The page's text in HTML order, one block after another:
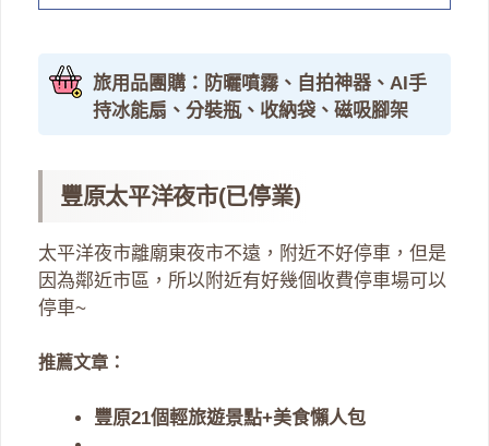
旅用品團購：防曬噴霧、自拍神器、AI手
持冰能扇、分裝瓶、收納袋、磁吸腳架
豐原太平洋夜市(已停業)
太平洋夜市離廟東夜市不遠，附近不好停車，但是
因為鄰近市區，所以附近有好幾個收費停車場可以
停車~
推薦文章：
豐原21個輕旅遊景點+美食懶人包